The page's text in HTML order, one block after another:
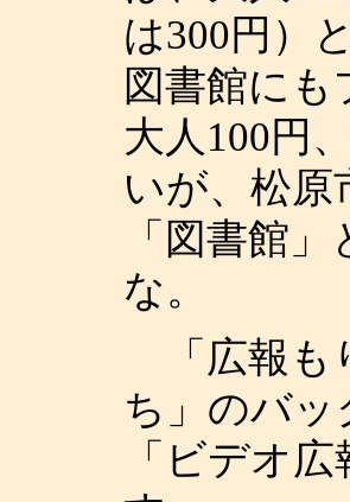
は300円）
図書館に
大人100円
いが、松
「図書館
な。
「広報も
ち」のバ
「ビデオ